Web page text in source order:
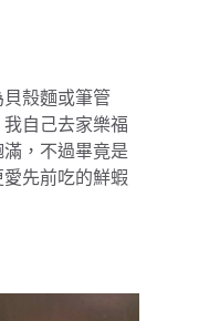
殼麵或筆管
自己去家樂福
，不過畢竟是
先前吃的鮮蝦